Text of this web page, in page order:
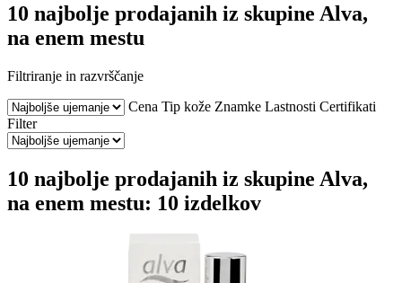
10 najbolje prodajanih iz skupine Alva,
na enem mestu
Filtriranje in razvrščanje
Cena Tip kože Znamke Lastnosti Certifikati
Filter
10 najbolje prodajanih iz skupine Alva,
na enem mestu: 10 izdelkov